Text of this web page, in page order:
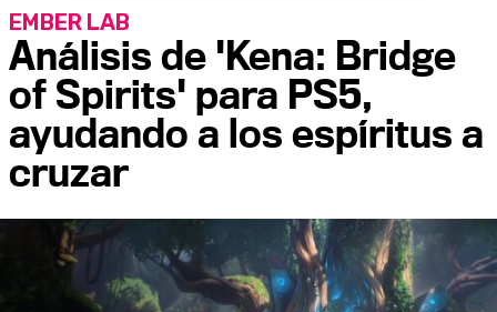
Análisis de 'Kena: Bridge
of Spirits' para PS5,
ayudando a los espíritus a
cruzar
EMBER LAB